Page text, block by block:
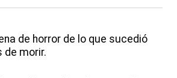
de horror de lo que sucedió
de morir.